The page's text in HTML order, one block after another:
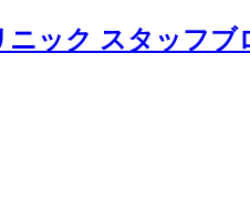
ニック スタッフブ